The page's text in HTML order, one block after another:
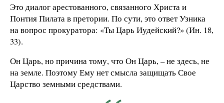
Это диалог арестованного, связанного Христа и
Понтия Пилата в претории. По сути, это ответ Узника
на вопрос прокуратора: «Ты Царь Иудейский?» (Ин. 18,
33).
Он Царь, но причина тому, что Он Царь, – не здесь, не
на земле. Поэтому Ему нет смысла защищать Свое
Царство земными средствами.